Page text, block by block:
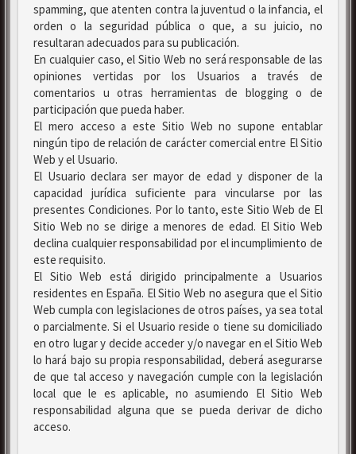
spamming, que atenten contra la juventud o la infancia, el
orden o la seguridad pública o que, a su juicio, no
resultaran adecuados para su publicación.
En cualquier caso, el Sitio Web no será responsable de las
opiniones vertidas por los Usuarios a través de
comentarios u otras herramientas de blogging o de
participación que pueda haber.
El mero acceso a este Sitio Web no supone entablar
ningún tipo de relación de carácter comercial entre El Sitio
Web y el Usuario.
El Usuario declara ser mayor de edad y disponer de la
capacidad jurídica suficiente para vincularse por las
presentes Condiciones. Por lo tanto, este Sitio Web de El
Sitio Web no se dirige a menores de edad. El Sitio Web
declina cualquier responsabilidad por el incumplimiento de
este requisito.
El Sitio Web está dirigido principalmente a Usuarios
residentes en España. El Sitio Web no asegura que el Sitio
Web cumpla con legislaciones de otros países, ya sea total
o parcialmente. Si el Usuario reside o tiene su domiciliado
en otro lugar y decide acceder y/o navegar en el Sitio Web
lo hará bajo su propia responsabilidad, deberá asegurarse
de que tal acceso y navegación cumple con la legislación
local que le es aplicable, no asumiendo El Sitio Web
responsabilidad alguna que se pueda derivar de dicho
acceso.